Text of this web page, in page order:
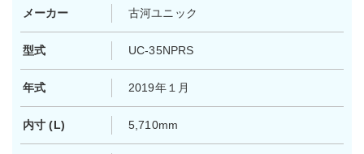
メーカー 古河ユニック
型式 UC-35NPRS
年式 2019年１月
内寸 (L) 5,710mm